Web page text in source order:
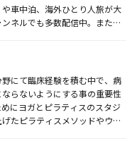
車中泊、海外ひとり人旅が大
ネルでも多数配信中。また、
にて臨床経験を積む中で、病
らないようにする事の重要性
にヨガとピラティスのスタジ
たピラティスメソッドやウォ